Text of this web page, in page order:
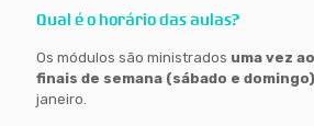
Qual é o horário das aulas?
Os módulos são ministrados uma vez
finais de semana (sábado e domingo)
janeiro.